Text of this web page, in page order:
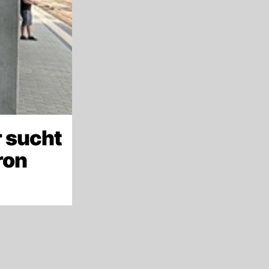
sucht